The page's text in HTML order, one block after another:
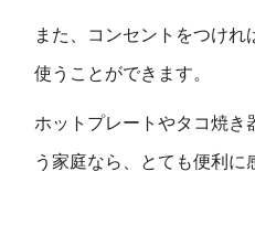
また、コンセントをつけ
使うことができます。
ホットプレートやタコ焼き
う家庭なら、とても便利に